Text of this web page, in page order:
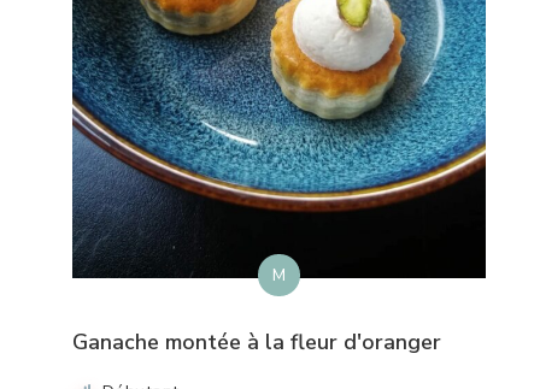
M
Ganache montée à la fleur d'oranger